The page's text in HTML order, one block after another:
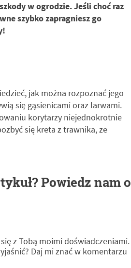
w ogrodzie. Jeśli choć raz
szybko zapragniesz go
jak można rozpoznać jego
się gąsienicami oraz larwami.
korytarzy niejednokrotnie
się kreta z trawnika, ze
Powiedz nam o
z Tobą moimi doświadczeniami.
Daj mi znać w komentarzu